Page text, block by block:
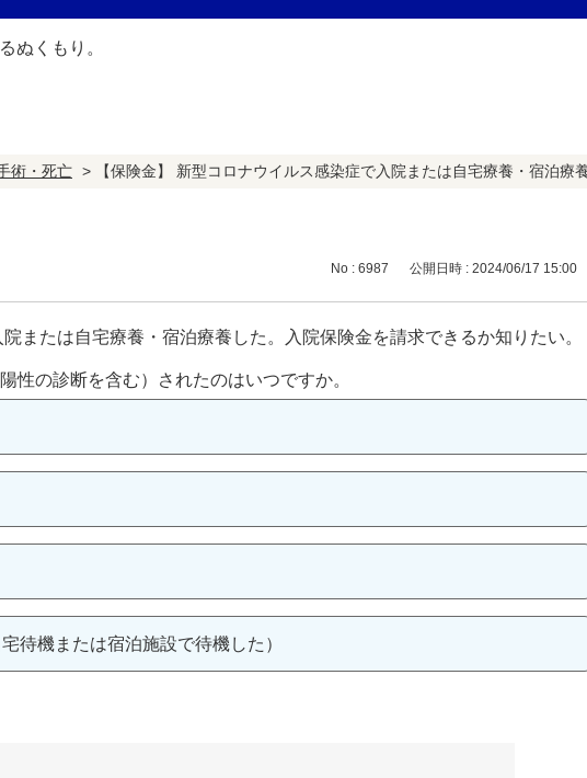
術・死亡 > 【保険金】 新型コロナウイルス感染症で入院または自宅療養・宿泊療
No : 6987 公開日時 : 2024/06/17 15:00
または自宅療養・宿泊療養した。入院保険金を請求できるか知りたい。
性の診断を含む）されたのはいつですか。
待機または宿泊施設で待機した）